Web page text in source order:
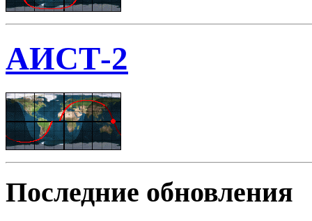
АИСТ-2
Последние обновления